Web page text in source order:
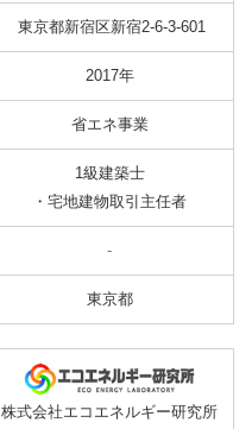
東京都新宿区新宿2-6-3-601
2017年
省エネ事業
1級建築士
・宅地建物取引主任者
-
東京都
株式会社エコエネルギー研究所